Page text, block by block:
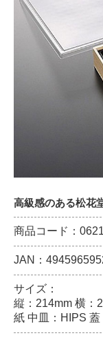
高級感のある松花
商品コード：
JAN：
サイズ：
縦：214mm 横：
紙 中皿：HIPS 蓋